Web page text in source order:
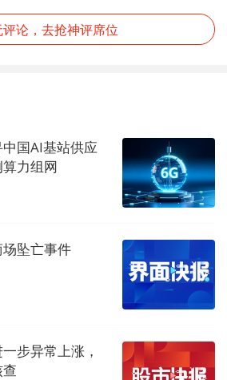
论，去抢神评席位
中国AI基站供应
力组网
坠亡事件
步异常上涨，